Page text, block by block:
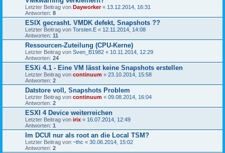
Letzter Beitrag von Dayworker« 13.12.2014, 16:31
Antworten: 8
ESIX gecrasht. VMDK defekt, Snapshots ??
Letzter Beitrag von Torsten.E « 12.11.2014, 14:08
Antworten: 11
Ressourcen-Zuteilung (CPU-Kerne)
Letzter Beitrag von Sven_B1982 « 10.11.2014, 12:29
Antworten: 24
ESXi 4.1 - Eine VM lässt keine Snapshots erstellen
Letzter Beitrag von continuum « 23.10.2014, 15:58
Antworten: 2
Datstore voll, Snapshots Problem
Letzter Beitrag von continuum « 09.08.2014, 16:04
Antworten: 2
ESXI 4 Device weiterreichen
Letzter Beitrag von irix « 16.07.2014, 12:49
Antworten: 1
Im DCUI nur als root an die Local TSM?
Letzter Beitrag von ~thc « 30.06.2014, 15:02
Antworten: 2